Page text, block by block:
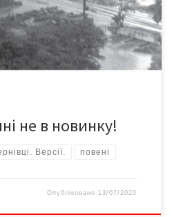
зросла, відтак людству гаплик.
не в новинку!
Версії. повені
Опубліковано 13/07/2020